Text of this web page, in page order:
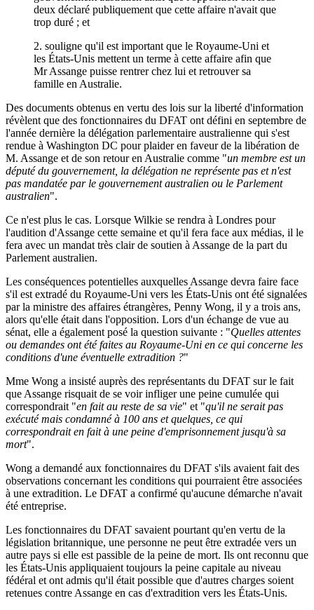
deux déclaré publiquement que cette affaire n'avait que
trop duré ; et
2. souligne qu'il est important que le Royaume-Uni et
les États-Unis mettent un terme à cette affaire afin que
Mr Assange puisse rentrer chez lui et retrouver sa
famille en Australie.
Des documents obtenus en vertu des lois sur la liberté d'information
révèlent que des fonctionnaires du DFAT ont défini en septembre de
l'année dernière la délégation parlementaire australienne qui s'est
rendue à Washington DC pour plaider en faveur de la libération de
M. Assange et de son retour en Australie comme "un membre est un
député du gouvernement, la délégation ne représente pas et n'est
pas mandatée par le gouvernement australien ou le Parlement
australien".
Ce n'est plus le cas. Lorsque Wilkie se rendra à Londres pour
l'audition d'Assange cette semaine et qu'il fera face aux médias, il le
fera avec un mandat très clair de soutien à Assange de la part du
Parlement australien.
Les conséquences potentielles auxquelles Assange devra faire face
s'il est extradé du Royaume-Uni vers les États-Unis ont été signalées
par la ministre des affaires étrangères, Penny Wong, il y a trois ans,
alors qu'elle était dans l'opposition. Lors d'un échange de vue au
sénat, elle a également posé la question suivante : "Quelles attentes
ou demandes ont été faites au Royaume-Uni en ce qui concerne les
conditions d'une éventuelle extradition ?"
Mme Wong a insisté auprès des représentants du DFAT sur le fait
que Assange risquait de se voir infliger une peine cumulée qui
correspondrait "en fait au reste de sa vie" et "qu'il ne serait pas
exécuté mais condamné à 100 ans et quelques, ce qui
correspondrait en fait à une peine d'emprisonnement jusqu'à sa
mort".
Wong a demandé aux fonctionnaires du DFAT s'ils avaient fait des
observations concernant les conditions qui pourraient être associées
à une extradition. Le DFAT a confirmé qu'aucune démarche n'avait
été entreprise.
Les fonctionnaires du DFAT savaient pourtant qu'en vertu de la
législation britannique, une personne ne peut être extradée vers un
autre pays si elle est passible de la peine de mort. Ils ont reconnu que
les États-Unis appliquaient toujours la peine capitale au niveau
fédéral et ont admis qu'il était possible que d'autres charges soient
retenues contre Assange en cas d'extradition vers les États-Unis.